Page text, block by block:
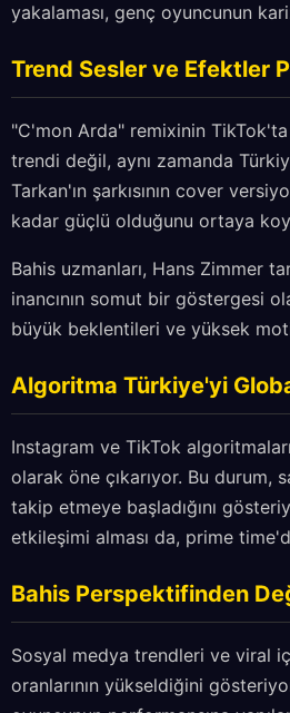
yakalaması, genç oyuncunun
Trend Sesler ve Efektler
"C'mon Arda" remixinin
trendi değil, aynı zamanda
Tarkan'ın şarkısının cover
kadar güçlü olduğunu ortaya
Bahis uzmanları, Hans Zimmer
inancının somut bir göstergesi
büyük beklentileri ve yüksek
Algoritma Türkiye'yi
Instagram ve TikTok
olarak öne çıkarıyor. Bu durum,
takip etmeye başladığını
etkileşimi alması da, prime
Bahis Perspektifinden
Sosyal medya trendleri ve viral
oranlarının yükseldiğini